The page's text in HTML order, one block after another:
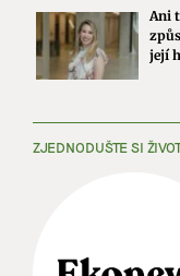
Ani
její
ZJEDNODUŠTE SI